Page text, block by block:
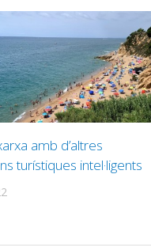
amb d’altres
turístiques intel·ligents